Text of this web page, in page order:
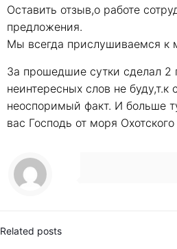
Оставить отзыв,о работе
предложения.
Мы всегда прислушиваемся к
За прошедшие сутки сделал 2
неинтересных слов не
неоспоримый факт. И больше
вас Господь от моря
Related posts